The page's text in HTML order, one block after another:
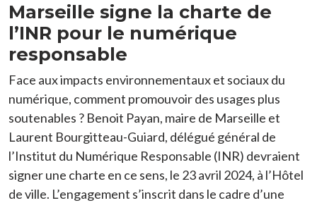
Marseille signe la charte de
l’INR pour le numérique
responsable
Face aux impacts environnementaux et sociaux du
numérique, comment promouvoir des usages plus
soutenables ? Benoit Payan, maire de Marseille et
Laurent Bourgitteau-Guiard, délégué général de
l’Institut du Numérique Responsable (INR) devraient
signer une charte en ce sens, le 23 avril 2024, à l’Hôtel
de ville. L’engagement s’inscrit dans le cadre d’une